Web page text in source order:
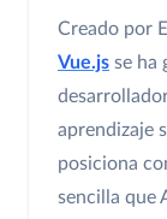
Creado por
Vue.js se ha
aprendizaje
posiciona
sencilla que